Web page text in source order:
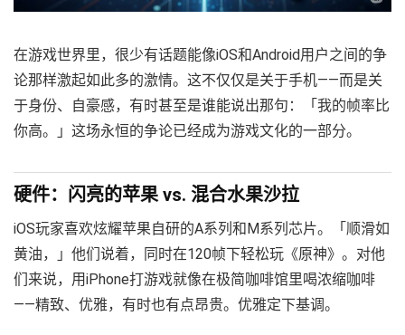
在游戏世界里，很少有话题能像iOS和Android用户之间的争
论那样激起如此多的激情。这不仅仅是关于手机——而是关
于身份、自豪感，有时甚至是谁能说出那句：「我的帧率比
你高。」这场永恒的争论已经成为游戏文化的一部分。
硬件：闪亮的苹果 vs. 混合水果沙拉
iOS玩家喜欢炫耀苹果自研的A系列和M系列芯片。「顺滑如
黄油，」他们说着，同时在120帧下轻松玩《原神》。对他
们来说，用iPhone打游戏就像在极简咖啡馆里喝浓缩咖啡
——精致、优雅，有时也有点昂贵。优雅定下基调。